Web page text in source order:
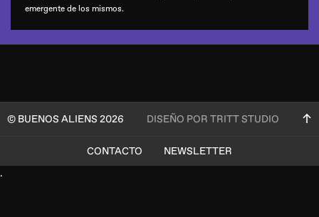
emergente de los mismos.
© BUENOS ALIENS 2026 DISEÑO POR TRITT STUDIO
CONTACTO
NEWSLETTER
.